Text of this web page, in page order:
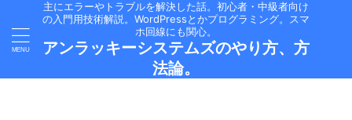
主にエラーやトラブルを解決した話。初心者・中級者向け
の入門用技術解説。WordPressとかプログラミング。スマ
ホ回線にも関心。
アンラッキーシステムズのやり方、方
法論。